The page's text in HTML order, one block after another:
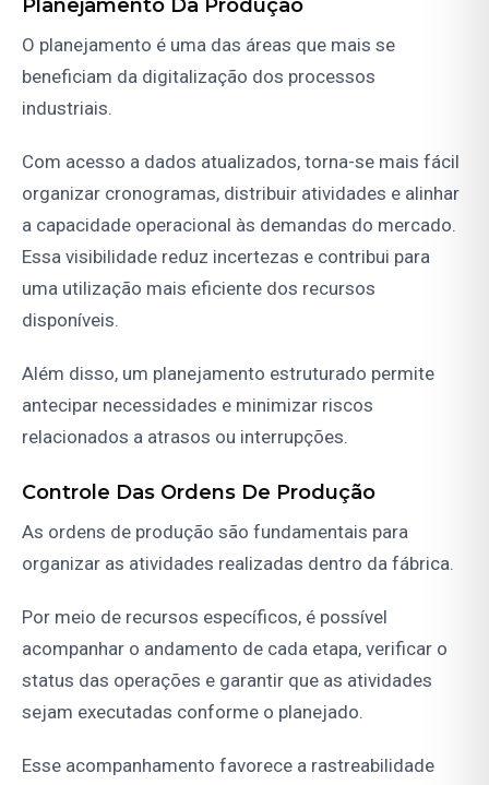
Planejamento Da Produção
O planejamento é uma das áreas que mais se
beneficiam da digitalização dos processos
industriais.
Com acesso a dados atualizados, torna-se mais fácil
organizar cronogramas, distribuir atividades e alinhar
a capacidade operacional às demandas do mercado.
Essa visibilidade reduz incertezas e contribui para
uma utilização mais eficiente dos recursos
disponíveis.
Além disso, um planejamento estruturado permite
antecipar necessidades e minimizar riscos
relacionados a atrasos ou interrupções.
Controle Das Ordens De Produção
As ordens de produção são fundamentais para
organizar as atividades realizadas dentro da fábrica.
Por meio de recursos específicos, é possível
acompanhar o andamento de cada etapa, verificar o
status das operações e garantir que as atividades
sejam executadas conforme o planejado.
Esse acompanhamento favorece a rastreabilidade